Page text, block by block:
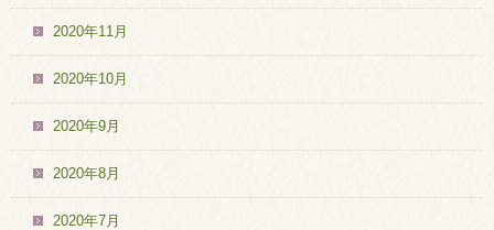
2020年11月
2020年10月
2020年9月
2020年8月
2020年7月